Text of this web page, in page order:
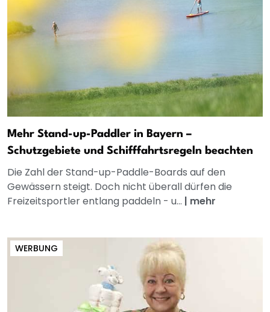
Mehr Stand-up-Paddler in Bayern –
Schutzgebiete und Schifffahrtsregeln beachten
Die Zahl der Stand-up-Paddle-Boards auf den
Gewässern steigt. Doch nicht überall dürfen die
Freizeitsportler entlang paddeln - u... | mehr
WERBUNG